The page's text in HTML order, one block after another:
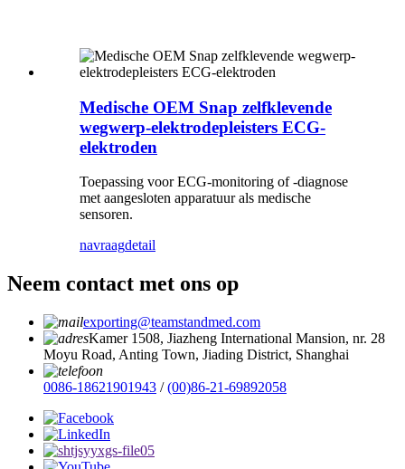
Medische OEM Snap zelfklevende
wegwerp-elektrodepleisters ECG-
elektroden
Toepassing voor ECG-monitoring of -diagnose
met aangesloten apparatuur als medische
sensoren.
navraagdetail
Neem contact met ons op
exporting@teamstandmed.com
Kamer 1508, Jiazheng International Mansion, nr. 28
Moyu Road, Anting Town, Jiading District, Shanghai
0086-18621901943 /(00)86-21-69892058